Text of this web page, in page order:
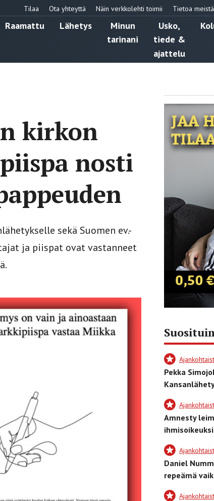
Tilaa Ota yhteyttä Näin verkkolehti toimii Tietoa meistä
Raamattu Lähetys
Minun
tarinani
Usko,
tiede &
ajattelu
kirkon
nosti
sekä Suomen ev.-
ja piispat ovat vastanneet
Pekka
Amnesty
Daniel
repeämä